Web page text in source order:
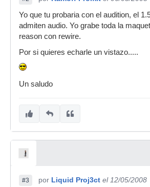
Yo que tu probaria con el audition, el
admiten audio. Yo grabe toda la
reason con rewire.
Por si quieres echarle un vistazo.....
Un saludo
#3 por Liquid Proj3ct el 12/05/2008